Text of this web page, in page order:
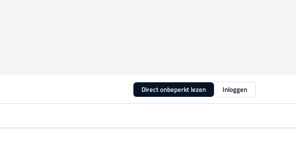
Direct onbeperkt lezen Inloggen